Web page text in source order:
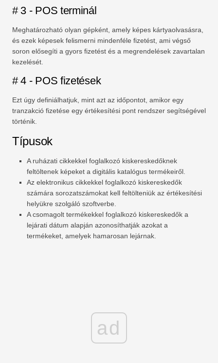
# 3 - POS terminál
Meghatározható olyan gépként, amely képes kártyaolvasásra,
és ezek képesek felismerni mindenféle fizetést, ami végső
soron elősegíti a gyors fizetést és a megrendelések zavartalan
kezelését.
# 4 - POS fizetések
Ezt úgy definiálhatjuk, mint azt az időpontot, amikor egy
tranzakció fizetése egy értékesítési pont rendszer segítségével
történik.
Típusok
A ruházati cikkekkel foglalkozó kiskereskedőknek
feltöltenek képeket a digitális katalógus termékeiről.
Az elektronikus cikkekkel foglalkozó kiskereskedők
számára sorozatszámokat kell feltölteniük az értékesítési
helyükre szolgáló szoftverbe.
A csomagolt termékekkel foglalkozó kiskereskedők a
lejárati dátum alapján azonosíthatják azokat a
termékeket, amelyek hamarosan lejárnak.
ad